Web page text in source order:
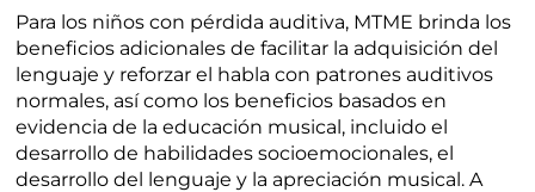
Para los niños con pérdida auditiva, MTME brinda los
beneficios adicionales de facilitar la adquisición del
lenguaje y reforzar el habla con patrones auditivos
normales, así como los beneficios basados en
evidencia de la educación musical, incluido el
desarrollo de habilidades socioemocionales, el
desarrollo del lenguaje y la apreciación musical. A